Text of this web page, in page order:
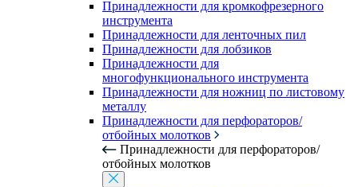
Принадлежности для кромкофрезерного
инструмента
Принадлежности для ленточных пил
Принадлежности для лобзиков
Принадлежности для
многофункционального инструмента
Принадлежности для ножниц по листовому
металлу
Принадлежности для перфораторов/
отбойных молотков
Принадлежности для перфораторов/
отбойных молотков